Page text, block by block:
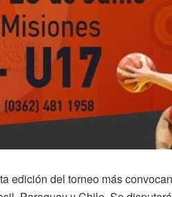
edición del torneo más